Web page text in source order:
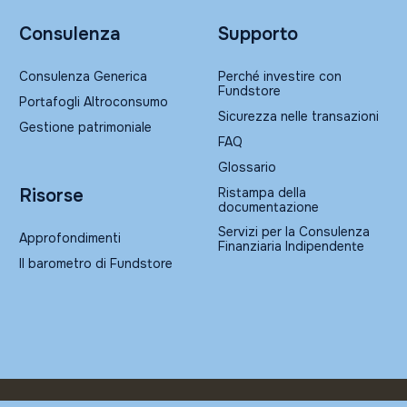
Consulenza
Consulenza Generica
Portafogli Altroconsumo
Gestione patrimoniale
Risorse
Approfondimenti
Il barometro di Fundstore
Supporto
Perché investire con
Fundstore
Sicurezza nelle transazioni
FAQ
Glossario
Ristampa della
documentazione
Servizi per la Consulenza
Finanziaria Indipendente